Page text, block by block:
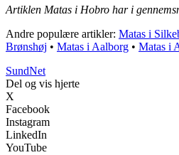
Artiklen Matas i Hobro har i
Andre populære artikler: Matas i
Brønshøj • Matas i Aalborg • Matas i
SundNet
Del og vis hjerte
X
Facebook
Instagram
LinkedIn
YouTube